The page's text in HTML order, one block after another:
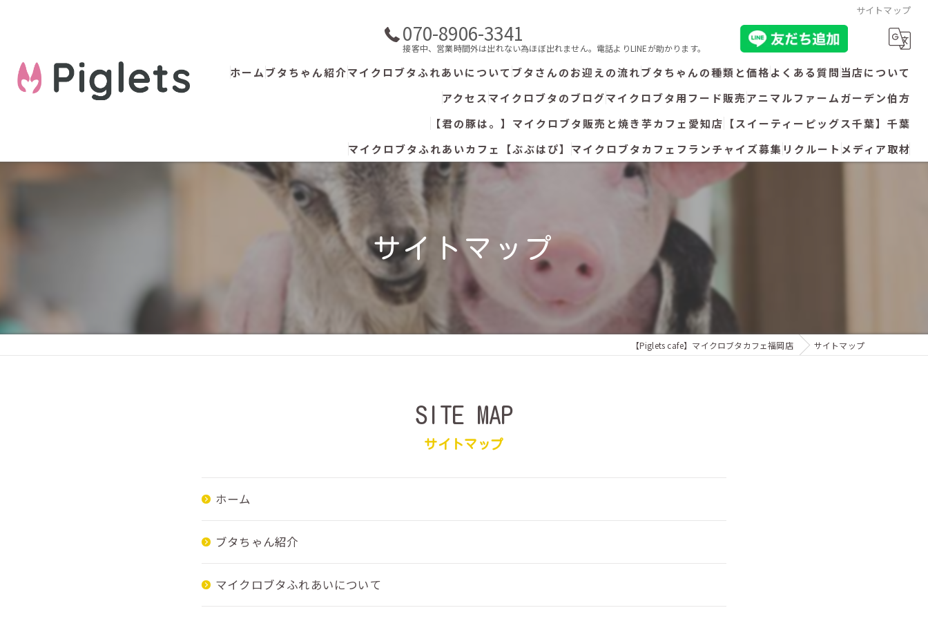
サイトマップ
070-8906-3341
接客中、営業時間外は出れない為ほぼ出れません。電話よりLINEが助かります。
ホームブタちゃん紹介マイクロブタふれあいについて ブタさんのお迎えの流れブタちゃんの種類と価格よくある質問 当店について
お預かり
アクセスマイクロブタのブログマイクロブタ用フード販売アニマルファームガーデン伯方
【君の豚は。】マイクロブタ販売と焼き芋カフェ愛知店 【スイーティーピッグス千葉】千葉
マイクロブタふれあいカフェ【ぶぶはぴ】 マイクロブタカフェフランチャイズ募集 リクルート メディア取材
サイトマップ
【Piglets cafe】マイクロブタカフェ福岡店 サイトマップ
サイトマップ
SITE MAP
ホーム
ブタちゃん紹介
マイクロブタふれあいについて